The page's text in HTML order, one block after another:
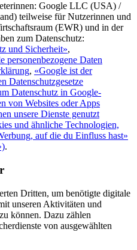
Google LLC (USA) /
teilweise für Nutzerinnen und
(EWR) und in der
zum Daten­schutz:
und Sicherheit»,
personen­bezogene Daten
, «Google ist der
Datenschutz­gesetze
Daten­schutz in Google-
von Websites oder Apps
unsere Dienste genutzt
und ähnliche Technologien,
auf die du Einfluss hast»
.
Dritten, um benötigte digitale
unseren Aktivitäten und
können. Dazu zählen
von ausgewählten